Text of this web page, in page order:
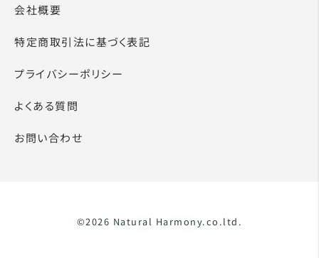
会社概要
特定商取引法に基づく表記
プライバシーポリシー
よくある質問
お問い合わせ
©2026 Natural Harmony.co.ltd.